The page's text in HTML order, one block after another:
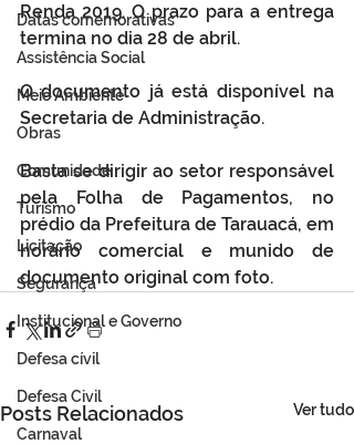
Datas comemorativas
Assistência Social
Meio Ambiente
Obras
Comunidade
Turismo
Licitação
Segurança
Institucional e Governo
Defesa cívil
Defesa Civil
Carnaval
Renda 2019. O prazo para a entrega
termina no dia 28 de abril.
O documento já está disponível na
Secretaria de Administração.
Basta se dirigir ao setor responsável
pela Folha de Pagamentos, no
prédio da Prefeitura de Tarauacá, em
horário comercial e munido de
documento original com foto.
Posts Relacionados Ver tudo